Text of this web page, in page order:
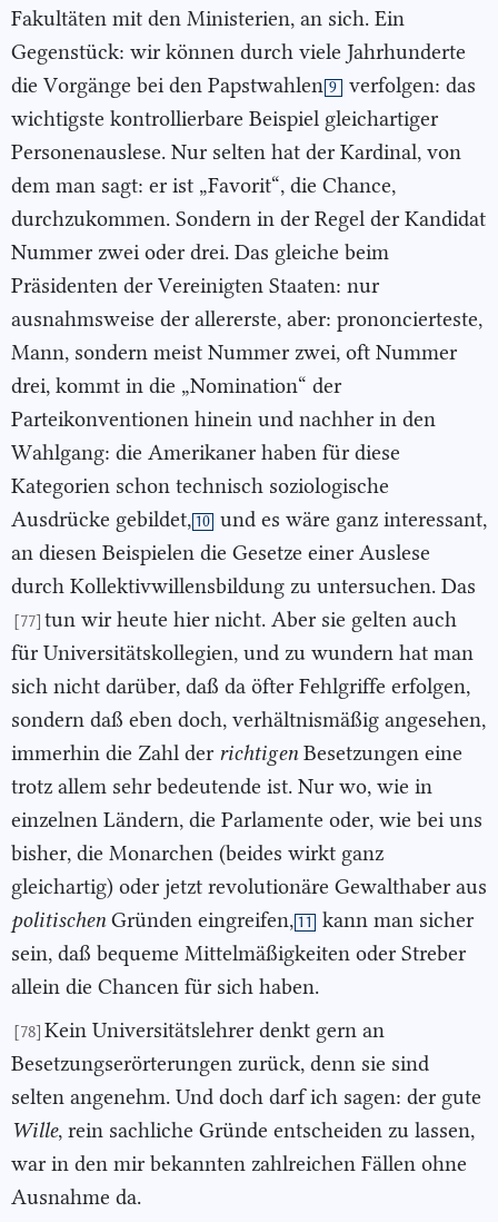
Fakultäten mit den Ministerien, an sich. Ein
Gegenstück: wir können durch viele Jahrhunderte
die Vorgänge bei den Papstwahlen 9
verfolgen: das
wichtigste kontrollierbare Beispiel gleichartiger
Personenauslese. Nur selten hat der Kardinal, von
dem man sagt: er ist „Favorit“, die Chance,
durchzukommen. Sondern in der Regel der Kandidat
Nummer zwei oder drei. Das gleiche beim
Präsidenten der Vereinigten Staaten: nur
ausnahmsweise der allererste, aber: prononcierteste,
Mann, sondern meist Nummer zwei, oft Nummer
drei, kommt in die „Nomination“ der
Parteikonventionen hinein und nachher in den
Wahlgang: die Amerikaner haben für diese
Kategorien schon technisch soziologische
Ausdrücke gebildet, 10 und es wäre ganz interessant,
an diesen Beispielen die Gesetze einer Auslese
durch Kollektivwillensbildung zu untersuchen. Das
[77] tun wir heute hier nicht. Aber sie gelten auch
für Universitätskollegien, und zu wundern hat man
sich nicht darüber, daß da öfter Fehlgriffe erfolgen,
sondern daß eben doch, verhältnismäßig angesehen,
immerhin die Zahl der richtigenBesetzungen eine
trotz allem sehr bedeutende ist. Nur wo, wie in
einzelnen Ländern, die Parlamente oder, wie bei uns
bisher, die Monarchen (beides wirkt ganz
gleichartig) oder jetzt revolutionäre Gewalthaber aus
politischenGründen eingreifen, 11
kann man sicher
sein, daß bequeme Mittelmäßigkeiten oder Streber
allein die Chancen für sich haben.
[78] Kein Universitätslehrer denkt gern an
Besetzungserörterungen zurück, denn sie sind
selten angenehm. Und doch darf ich sagen: der gute
Wille, rein sachliche Gründe entscheiden zu lassen,
war in den mir bekannten zahlreichen Fällen ohne
Ausnahme da.